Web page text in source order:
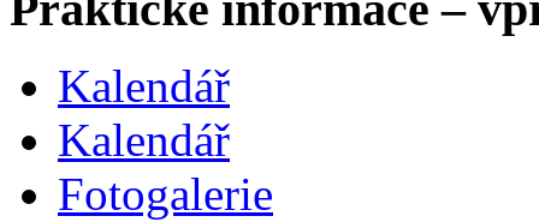
Kalendář
Kalendář
Fotogalerie